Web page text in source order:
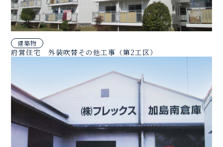
建築物
府営住宅 外装吹替その他工事（第2工区）